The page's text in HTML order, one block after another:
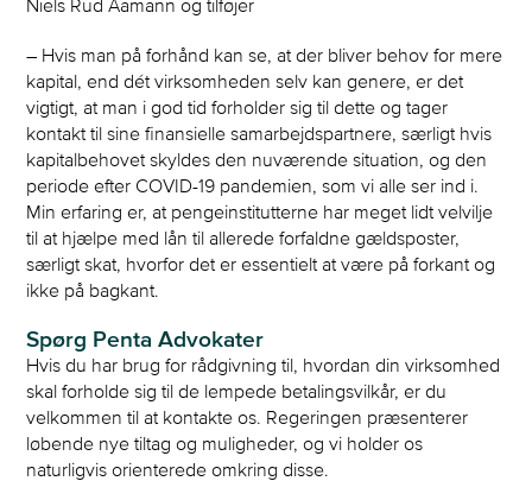
Niels Rud Aamann og tilføjer
– Hvis man på forhånd kan se, at der bliver behov for mere
kapital, end dét virksomheden selv kan genere, er det
vigtigt, at man i god tid forholder sig til dette og tager
kontakt til sine finansielle samarbejdspartnere, særligt hvis
kapitalbehovet skyldes den nuværende situation, og den
periode efter COVID-19 pandemien, som vi alle ser ind i.
Min erfaring er, at pengeinstitutterne har meget lidt velvilje
til at hjælpe med lån til allerede forfaldne gældsposter,
særligt skat, hvorfor det er essentielt at være på forkant og
ikke på bagkant.
Spørg Penta Advokater
Hvis du har brug for rådgivning til, hvordan din virksomhed
skal forholde sig til de lempede betalingsvilkår, er du
velkommen til at kontakte os. Regeringen præsenterer
løbende nye tiltag og muligheder, og vi holder os
naturligvis orienterede omkring disse.